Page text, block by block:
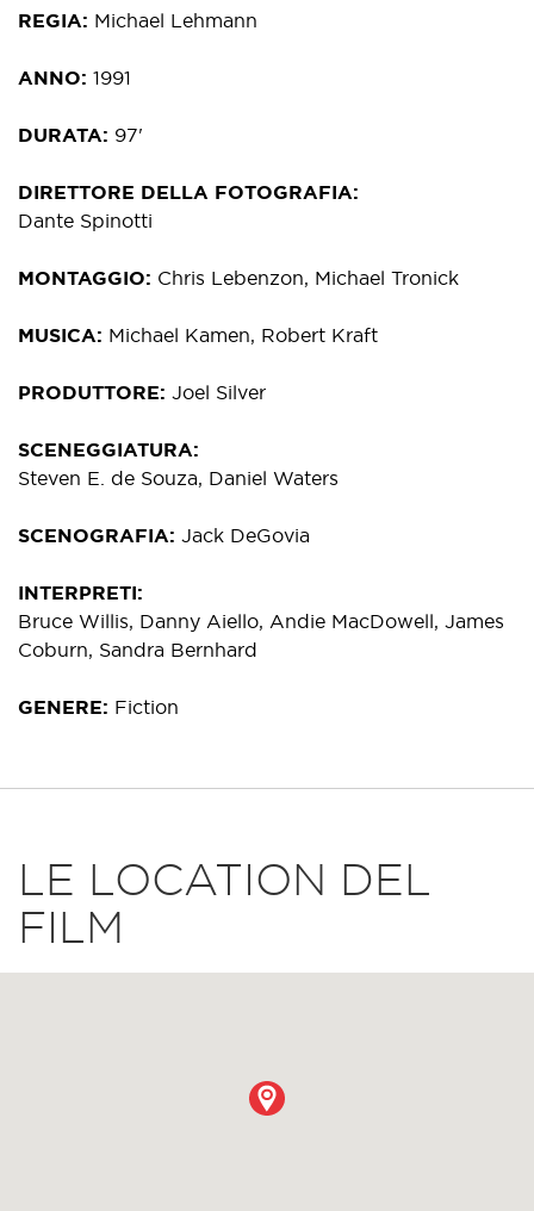
REGIA Michael Lehmann
ANNO 1991
DURATA 97'
DIRETTORE DELLA FOTOGRAFIA
Dante Spinotti
MONTAGGIO Chris Lebenzon, Michael Tronick
MUSICA Michael Kamen, Robert Kraft
PRODUTTORE Joel Silver
SCENEGGIATURA
Steven E. de Souza, Daniel Waters
SCENOGRAFIA Jack DeGovia
INTERPRETI
Bruce Willis, Danny Aiello, Andie MacDowell, James
Coburn, Sandra Bernhard
GENERE Fiction
LE LOCATION DEL
FILM